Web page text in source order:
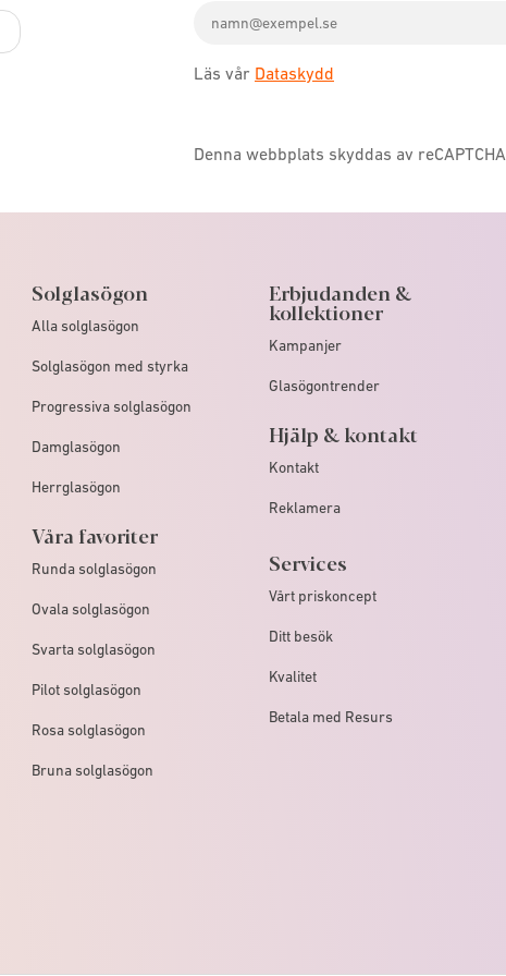
address
Läs vår Dataskydd
Denna webbplats skyddas av reCAPTCHA
Solglasögon
Alla solglasögon
Solglasögon med styrka
Progressiva solglasögon
Damglasögon
Herrglasögon
Våra favoriter
Runda solglasögon
Ovala solglasögon
Svarta solglasögon
Pilot solglasögon
Rosa solglasögon
Bruna solglasögon
Erbjudanden &
kollektioner
Kampanjer
Glasögontrender
Hjälp & kontakt
Kontakt
Reklamera
Services
Vårt priskoncept
Ditt besök
Kvalitet
Betala med Resurs